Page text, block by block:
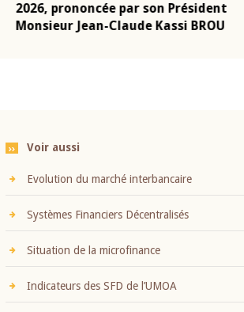
2026, prononcée par son Président
Monsieur Jean-Claude Kassi BROU
Voir aussi
Evolution du marché interbancaire
Systèmes Financiers Décentralisés
Situation de la microfinance
Indicateurs des SFD de l’UMOA